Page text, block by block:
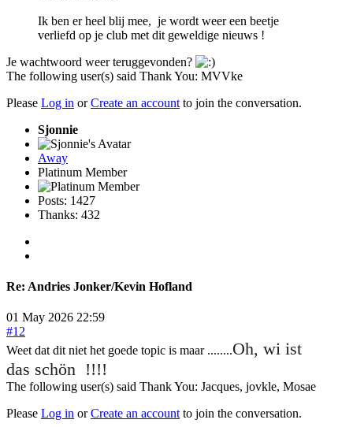
Ik ben er heel blij mee, je wordt weer een beetje
verliefd op je club met dit geweldige nieuws !
Je wachtwoord weer teruggevonden?
The following user(s) said Thank You: MVVke
Please Log in orCreate an account to join the conversation.
Sjonnie
Away
Platinum Member
Posts: 1427
Thanks: 432
Re: Andries Jonker/Kevin Hofland
01 May 2026 22:59
#12
Weet dat dit niet het goede topic is maar ........Oh, wi ist
das schön !!!!
The following user(s) said Thank You: Jacques, jovkle, Mosae
Please Log in orCreate an account to join the conversation.